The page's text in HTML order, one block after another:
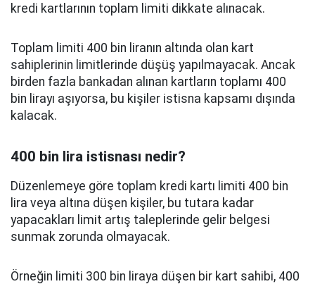
kredi kartlarının toplam limiti dikkate alınacak.
Toplam limiti 400 bin liranın altında olan kart
sahiplerinin limitlerinde düşüş yapılmayacak. Ancak
birden fazla bankadan alınan kartların toplamı 400
bin lirayı aşıyorsa, bu kişiler istisna kapsamı dışında
kalacak.
400 bin lira istisnası nedir?
Düzenlemeye göre toplam kredi kartı limiti 400 bin
lira veya altına düşen kişiler, bu tutara kadar
yapacakları limit artış taleplerinde gelir belgesi
sunmak zorunda olmayacak.
Örneğin limiti 300 bin liraya düşen bir kart sahibi, 400